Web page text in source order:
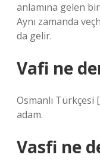
anlamına gelen
Aynı zamanda
da gelir.
Vafi ne
Osmanlı
adam.
Vasfi ne